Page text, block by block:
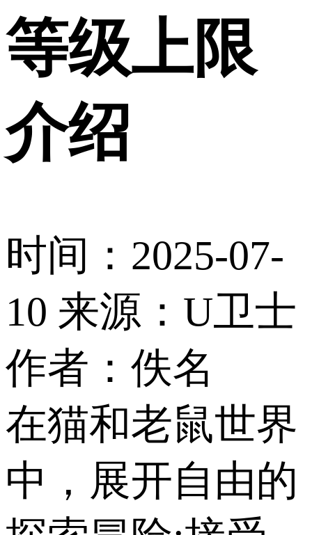
等级上限
介绍
时间：2025-07-
10 来源：U卫士
作者：佚名
在猫和老鼠世界
中，展开自由的